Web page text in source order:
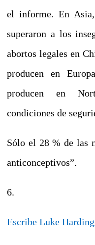
el informe. En
superaron a los
abortos legales en
producen en
producen en
condiciones de
Sólo el 28 % de las
anticonceptivos”.
6.
Escribe Luke Harding